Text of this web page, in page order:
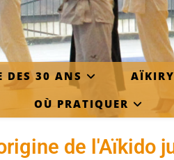
DES 30 ANS
OÙ PRATIQUER
de l'Aïkido